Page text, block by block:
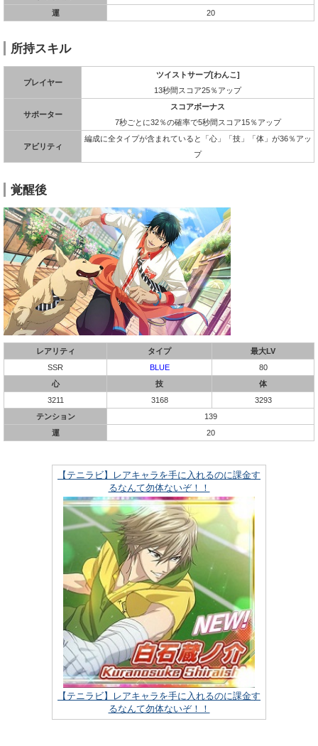
運
20
所持スキル
プレイヤー
ツイストサーブ[わんこ]
13秒間スコア25％アップ
サポーター
スコアボーナス
7秒ごとに32％の確率で5秒間スコア15％アップ
アビリティ
編成に全タイプが含まれていると「心」「技」「体」が36％アッ
プ
覚醒後
レアリティ タイプ
最大LV
SSR
BLUE
80
心
技
体
3211
3168
3293
テンション
139
運
20
【テニラビ】レアキャラを手に入れるのに課金す
るなんて勿体ないぞ！！
【テニラビ】レアキャラを手に入れるのに課金す
るなんて勿体ないぞ！！